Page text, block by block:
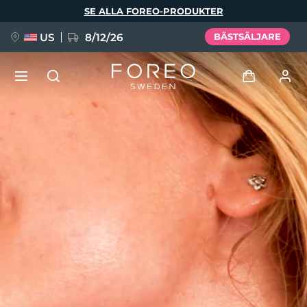
SE ALLA FOREO-PRODUKTER
US 8/12/26 BÄSTSÄLJARE
Logga in
Användarprofil
Mina enheter
Mina beställningar
Mina adresser
Mina prenumerationer
FAQ™ Pure Beauty-Tech Elixir
issa™ Teeth Whitening Set
Español
Français
Português
Svenska
Русский
简体中文 繁體中文